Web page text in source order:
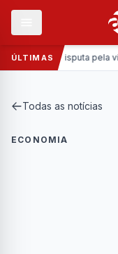
ÚLTIMAS
Política:Disputa pela vice
Todas as notícias
ECONOMIA